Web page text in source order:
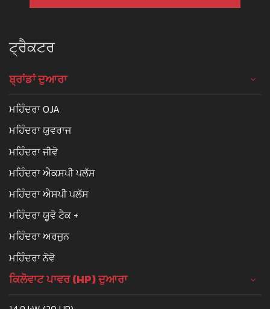
ਟ੍ਰੈਕਟਰ
ਬ੍ਰਾਂਡਾਂ ਦੁਆਰਾ
ਮਹਿੰਦਰਾ OJA
ਮਹਿੰਦਰਾ ਯੁਵਰਾਜ
ਮਹਿੰਦਰਾ ਜੀਵੋ
ਮਹਿੰਦਰਾ ਐਕਸਪੀ ਪਲੱਸ
ਮਹਿੰਦਰਾ ਐਸਪੀ ਪਲੱਸ
ਮਹਿੰਦਰਾ ਯੂਵੋ ਟੈਕ +
ਮਹਿੰਦਰਾ ਅਰਜੁਨ
ਮਹਿੰਦਰਾ ਨੋਵੋ
ਕਿਲੋਵਾਟ ਪਾਵਰ (HP) ਦੁਆਰਾ